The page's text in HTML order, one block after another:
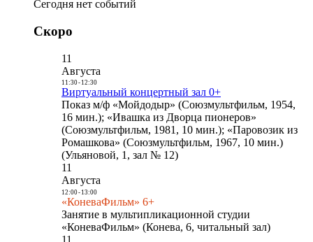
Сегодня нет событий
Скоро
11
Августа
11:30- 12:30
Виртуальный концертный зал 0+
Показ м/ф «Мойдодыр» (Союзмультфильм, 1954,
16 мин.); «Ивашка из Дворца пионеров»
(Союзмультфильм, 1981, 10 мин.); «Паровозик из
Ромашкова» (Союзмультфильм, 1967, 10 мин.)
(Ульяновой, 1, зал № 12)
11
Августа
12:00- 13:00
«КоневаФильм» 6+
Занятие в мультипликационной студии
«КоневаФильм» (Конева, 6, читальный зал)
11